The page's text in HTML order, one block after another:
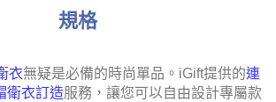
規格
衣無疑是必備的時尚單品。iGift提供的連
衛衣訂造服務，讓您可以自由設計專屬款